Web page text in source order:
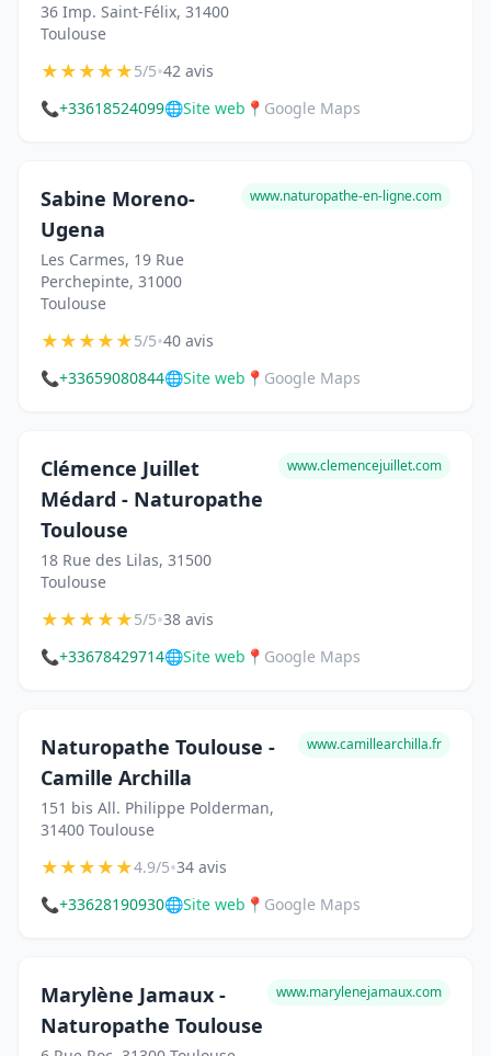
36 Imp. Saint-Félix, 31400
Toulouse
★★★★★5/5•42 avis
📞+33618524099🌐Site web 📍 Google Maps
Sabine Moreno-
Ugena
Les Carmes, 19 Rue
Perchepinte, 31000
Toulouse
www.naturopathe-en-ligne.com
★★★★★5/5•40 avis
📞+33659080844🌐Site web 📍 Google Maps
Clémence Juillet
Médard - Naturopathe
Toulouse
18 Rue des Lilas, 31500
Toulouse
www.clemencejuillet.com
★★★★★5/5•38 avis
📞+33678429714🌐Site web 📍 Google Maps
Naturopathe Toulouse -
Camille Archilla
151 bis All. Philippe Polderman,
31400 Toulouse
www.camillearchilla.fr
★★★★★4.9/5•34 avis
📞+33628190930🌐Site web 📍 Google Maps
Marylène Jamaux -
Naturopathe Toulouse
www.marylenejamaux.com